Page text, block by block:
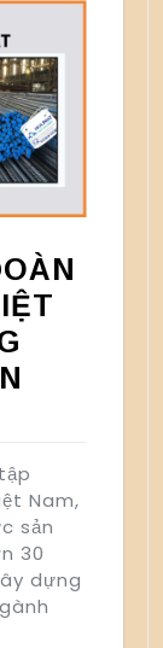
Nam,
sản
30
dựng